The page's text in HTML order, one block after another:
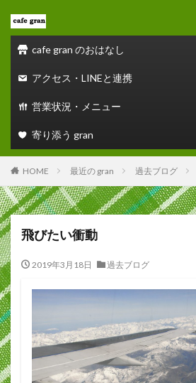
cafe gran のおはなし
アクセス・LINEと連携
営業状況・メニュー
寄り添う gran
HOME 最近の gran 過去ブログ
飛びたい衝動
2019年3月18日 過去ブログ